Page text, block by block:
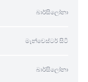
බාර්සිලෝනා
මෑන්චෙස්ටර් සිටි
බාර්සිලෝනා